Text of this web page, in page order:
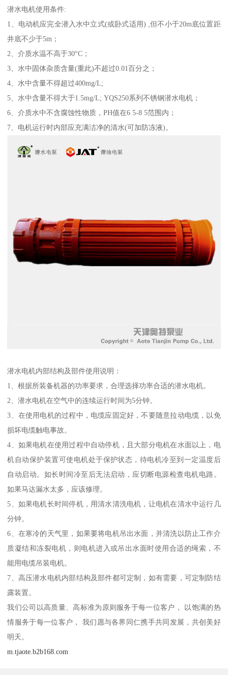
潜水电机使用条件:
1、电动机应完全潜入水中立式(或卧式适用) ,但不小于20m底位置距
井底不少于5m；
2、介质水温不高于30°C；
3、水中固体杂质含量(重此)不超过0.01百分之；
4、水中含量不得超过400mg/L;
5、水中含量不得大于1.5mg/L; YQS250系列不锈钢潜水电机；
6、介质水中不含腐蚀性物质，PH值在6 5-8 5范围内；
7、电机运行时内部应充满洁净的清水(可加防冻液)。
潜水电机内部结构及部件使用说明：
1、根据所装备机器的功率要求，合理选择功率合适的潜水电机。
2、潜水电机在空气中的连续运行时间为5分钟。
3、在使用电机的过程中，电缆应固定好，不要随意拉动电缆，以免
损坏电缆触电事故。
4、如果电机在使用过程中自动停机，且大部分电机在水面以上，电
机自动保护装置可使电机处于保护状态，待电机冷至到一定温度后
自动启动。如长时间冷至后无法启动，应切断电源检查电机电路。
如果马达漏水太多，应该修理。
5、如果电机长时间停机，用清水清洗电机，让电机在清水中运行几
分钟。
6、在寒冷的天气里，如果要将电机吊出水面，并清洗以防止工作介
质凝结和冻裂电机，则电机进入或吊出水面时使用合适的绳索，不
能用电缆吊装电机。
7、高压潜水电机内部结构及部件都可定制，如有需要，可定制防结
露装置。
我们公司以高质量、高标准为原则服务于每一位客户， 以饱满的热
情服务于每一位客户， 我们愿与各界同仁携手共同发展，共创美好
明天。
m.tjaote.b2b168.com